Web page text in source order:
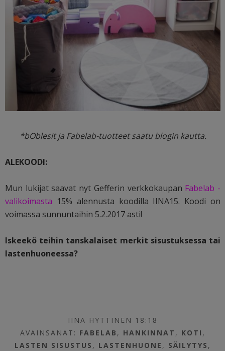
*bOblesit ja Fabelab-tuotteet saatu blogin kautta.
ALEKOODI:
Mun lukijat saavat nyt Gefferin verkkokaupan Fabelab -
valikoimasta 15% alennusta koodilla IINA15. Koodi on
voimassa sunnuntaihin 5.2.2017 asti!
Iskeekö teihin tanskalaiset merkit sisustuksessa tai
lastenhuoneessa?
IINA HYTTINEN 18:18
AVAINSANAT: FABELAB , HANKINNAT , KOTI ,
LASTEN SISUSTUS , LASTENHUONE , SÄILYTYS ,